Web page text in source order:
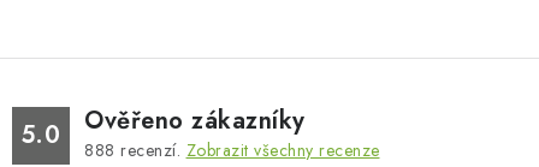
5.0 Ověřeno zákazníky
888 recenzí. Zobrazit všechny recenze